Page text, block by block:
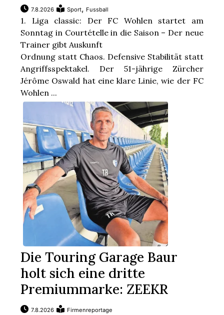
7.8.2026 Sport, Fussball
1. Liga classic: Der FC Wohlen startet am
Sonntag in Courtételle in die Saison – Der neue
Trainer gibt Auskunft
Ordnung statt Chaos. Defensive Stabilität statt
Angriffsspektakel. Der 51-jährige Zürcher
Jérôme Oswald hat eine klare Linie, wie der FC
Wohlen ...
Die Touring Garage Baur
holt sich eine dritte
Premiummarke: ZEEKR
7.8.2026 Firmenreportage